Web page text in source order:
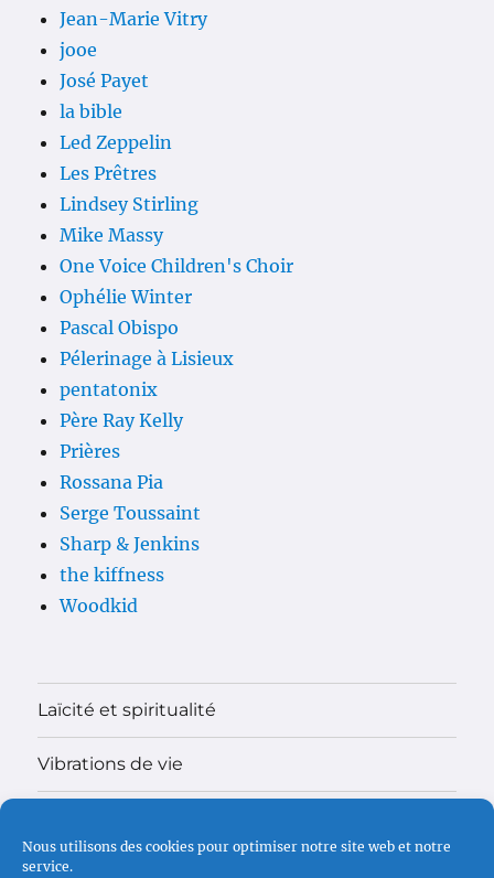
Nous utilisons des cookies pour optimiser notre site web et notre
service.
Jean-Marie Vitry
jooe
José Payet
la bible
Led Zeppelin
Les Prêtres
Lindsey Stirling
Mike Massy
One Voice Children's Choir
Ophélie Winter
Pascal Obispo
Pélerinage à Lisieux
pentatonix
Père Ray Kelly
Prières
Rossana Pia
Serge Toussaint
Sharp & Jenkins
the kiffness
Woodkid
Laïcité et spiritualité
Vibrations de vie
Madame